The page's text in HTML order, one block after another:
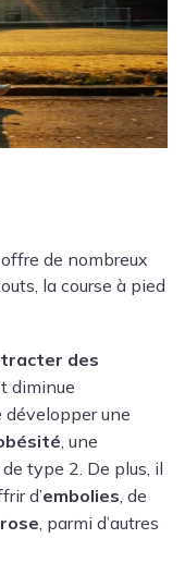
de nombreux
la course à pied
des
diminue
développer une
, une
de type 2. De plus, il
d’embolies , de
, parmi d’autres